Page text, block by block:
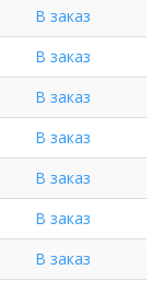
В заказ
В заказ
В заказ
В заказ
В заказ
В заказ
В заказ